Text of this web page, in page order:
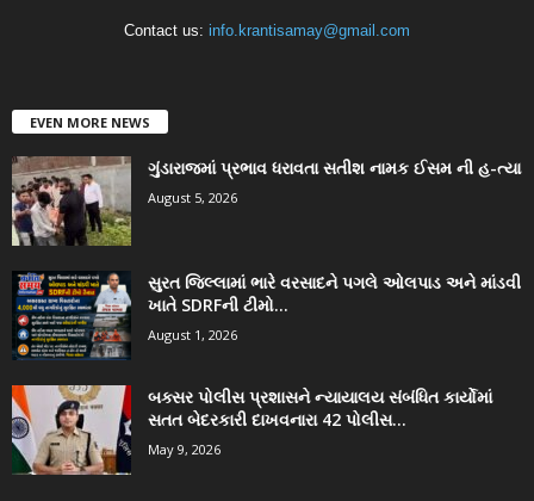
Contact us: info.krantisamay@gmail.com
EVEN MORE NEWS
ગુંડારાજમાં પ્રભાવ ધરાવતા સતીશ નામક ઈસમ ની હ-ત્યા
August 5, 2026
સુરત જિલ્લામાં ભારે વરસાદને પગલે ઓલપાડ અને માંડવી
ખાતે SDRFની ટીમો...
August 1, 2026
બક્સર પોલીસ પ્રશાસને ન્યાયાલય સંબંધિત કાર્યોમાં
સતત બેદરકારી દાખવનારા 42 પોલીસ...
May 9, 2026